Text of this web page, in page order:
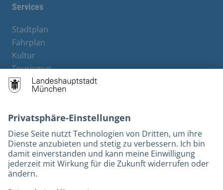
Services
Stadtplan
Fahrplan
Kultur
Tourismus
M-Strom
Bürgerservice
Rechtliches und Kontakt
Barrierefreiheit
Leichte Sprache